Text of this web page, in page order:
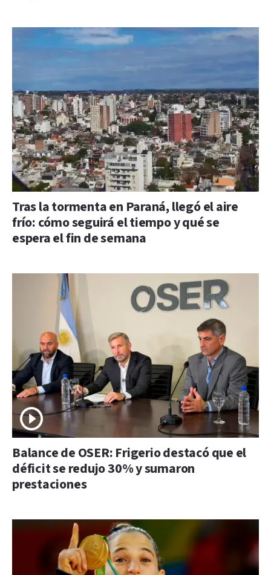
Tras la tormenta en Paraná, llegó el aire
frío: cómo seguirá el tiempo y qué se
espera el fin de semana
Balance de OSER: Frigerio destacó que el
déficit se redujo 30% y sumaron
prestaciones